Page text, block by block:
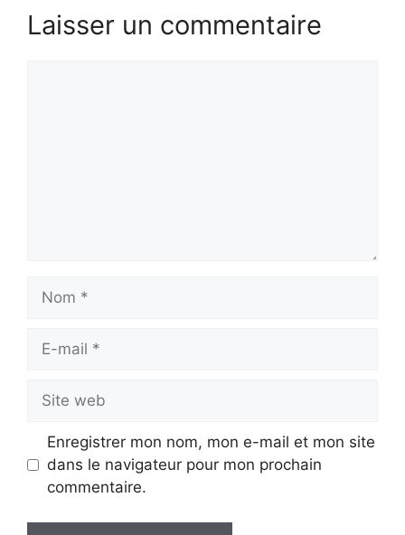
Laisser un commentaire
Nom
Site
web
Enregistrer mon nom, mon e-mail et mon site
dans le navigateur pour mon prochain
commentaire.